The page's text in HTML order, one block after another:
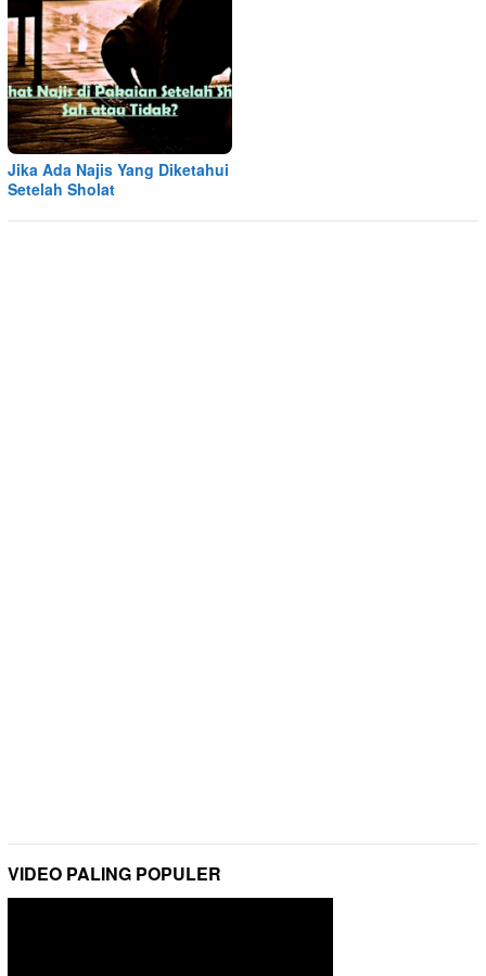
Jika Ada Najis Yang Diketahui
Setelah Sholat
VIDEO PALING POPULER